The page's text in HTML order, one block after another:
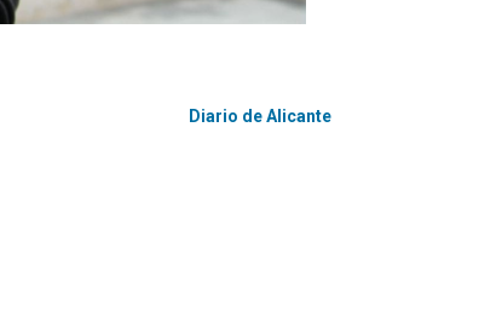
Diario de Alicante